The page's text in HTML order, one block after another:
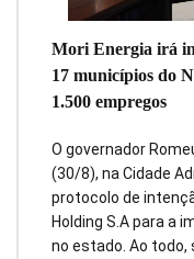
Mori Energia irá
17 municípios do
1.500 empregos
O governador
(30/8), na Cidade
protocolo de
Holding S.A para a
no estado. Ao todo,